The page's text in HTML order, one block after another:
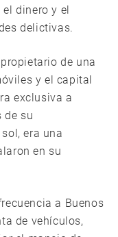
dinero y el
delictivas.
de una
y el capital
exclusiva a
de su
era una
en su
a Buenos
de vehículos,